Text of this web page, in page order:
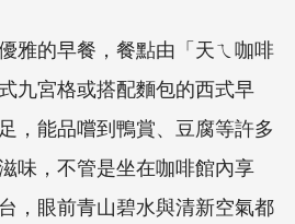
雅的早餐，餐點由「天ㄟ咖啡
九宮格或搭配麵包的西式早
，能品嚐到鴨賞、豆腐等許多
味，不管是坐在咖啡館內享
，眼前青山碧水與清新空氣都